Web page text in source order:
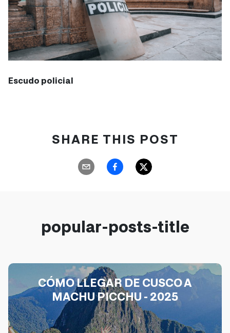
Escudo policial
SHARE THIS POST
popular-posts-title
CÓMO LLEGAR DE CUSCO A
MACHU PICCHU - 2025